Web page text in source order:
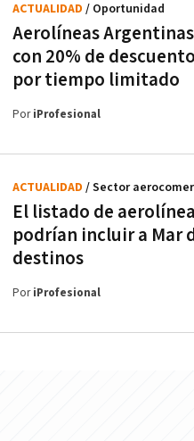
Aerolíneas
con 20% de
por tiempo limitado
ACTUALIDAD / Oportunidad
PoriProfesional
El listado de
podrían incluir a Mar
destinos
ACTUALIDAD / Sector
PoriProfesional